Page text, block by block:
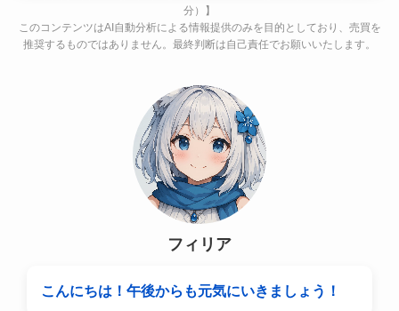
分）】
このコンテンツはAI自動分析による情報提供のみを目的としており、売買を
推奨するものではありません。最終判断は自己責任でお願いいたします。
フィリア
こんにちは！午後からも元気にいきましょう！